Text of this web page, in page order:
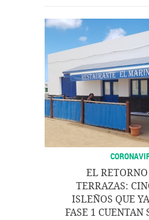
EL
TERRAZAS:
ISLEÑOS QUE
FASE 1 CUENTAN